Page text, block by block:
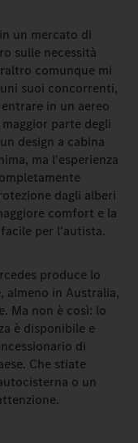
un mercato di
sulle necessità
comunque mi
suoi concorrenti,
in un aereo
parte degli
design a cabina
ma l'esperienza
dagli alberi
comfort e la
per l'autista.
produce lo
almeno in Australia,
Ma non è così: lo
è disponibile e
di
Che stiate
o un